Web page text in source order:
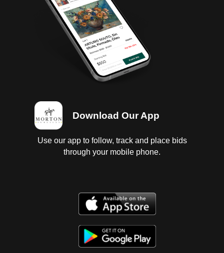
Download Our App
Use our app to follow, track and place bids
through your mobile phone.